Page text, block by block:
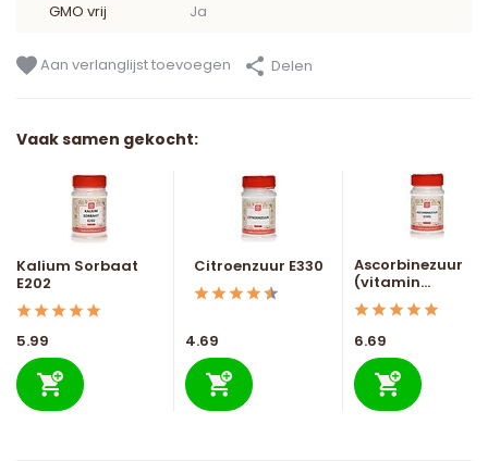
GMO vrij Ja
Aan verlanglijst toevoegen Delen
Vaak samen gekocht:
Kalium Sorbaat
E202
5.99
Citroenzuur E330
4.69
Ascorbinezuur
(vitamin...
6.69